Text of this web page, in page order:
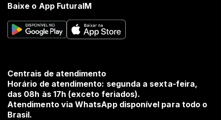
Baixe o App FuturaIM
Centrais de atendimento
Horário de atendimento: segunda a sexta-feira,
das 08h às 17h (exceto feriados).
Atendimento via WhatsApp disponível para todo o
Brasil.